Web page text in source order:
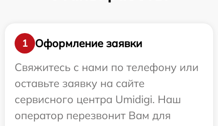
1
Оформление заявки
Свяжитесь с нами по телефону или
оставьте заявку на сайте
сервисного центра Umidigi. Наш
оператор перезвонит Вам для